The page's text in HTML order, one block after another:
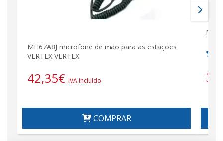
MH67A8J microfone de mão para as estações
VERTEX VERTEX
42,35€ IVA incluído
COMPRAR